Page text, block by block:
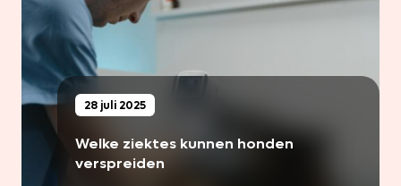
28 juli 2025
Welke ziektes kunnen honden
verspreiden